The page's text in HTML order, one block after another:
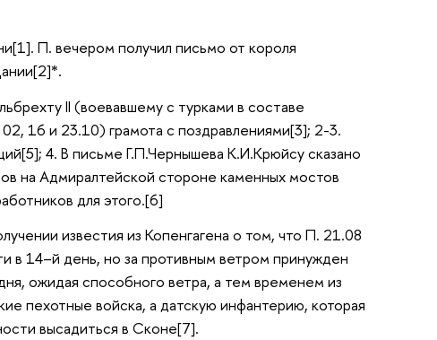
П. вечером получил письмо от короля
II (воевавшему с турками в составе
16 и 23.10) грамота с поздравлениями[3]; 2-3.
4. В письме Г.П.Чернышева К.И.Крюйсу сказано
на Адмиралтейской стороне каменных мостов
для этого.[6]
известия из Копенгагена о том, что П. 21.08
в 14–й день, но за противным ветром принужден
ожидая способного ветра, а тем временем из
пехотные войска, а датскую инфантерию, которая
высадиться в Сконе[7].